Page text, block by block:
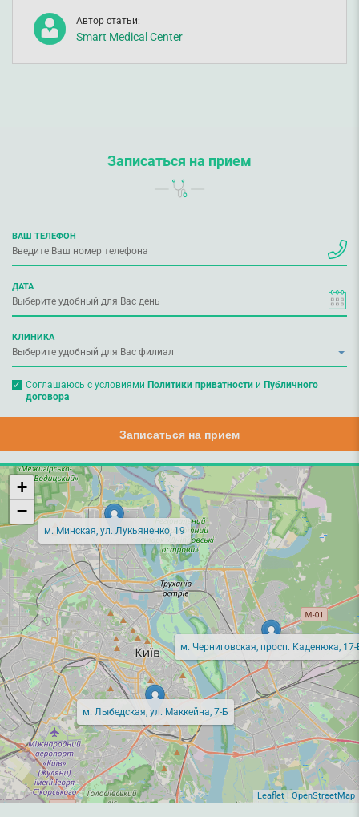
Автор статьи:
Smart Medical Center
Записаться на прием
ВАШ ТЕЛЕФОН
ДАТА
КЛИНИКА
Соглашаюсь с условиями Политики приватностии Публичного
договора
Записаться на прием
м. Минская, ул. Лукьяненко, 19
м. Лыбедская, ул. Маккейна, 7-Б
м. Черниговская, просп. Каденюка, 17-
+
−
Leaflet| OpenStreetMap